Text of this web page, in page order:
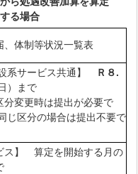
る場合
、体制等状況一覧表
系サービス共通】
Ｒ８.
）まで
変更時は提出が必要で
じ区分の場合は提出不要で
ス】 算定を開始する月の